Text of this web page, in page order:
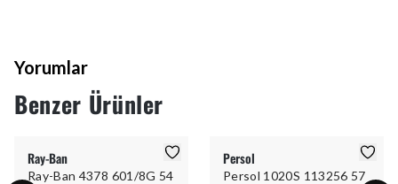
Yorumlar
Benzer Ürünler
Ray-Ban
Ray-Ban 4378 601/8G 54
Persol
Persol 1020S 113256 57